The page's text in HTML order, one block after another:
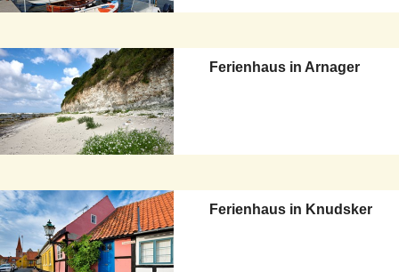
Ferienhaus in Arnager
Ferienhaus in Knudsker